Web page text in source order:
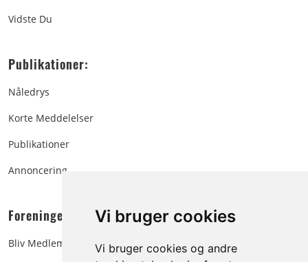
Vi bruger cookies
Vi bruger cookies og andre
Vidste Du
Publikationer:
Nåledrys
Korte Meddelelser
Publikationer
Annoncering
Foreningen:
Bliv Medlem